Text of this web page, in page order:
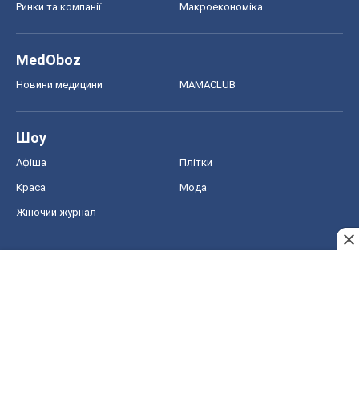
Ринки та компанії Макроекономіка
MedOboz
Новини медицини MAMACLUB
Шоу
Афіша Плітки
Краса Мода
Жіночий журнал